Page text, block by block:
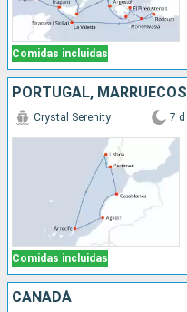
Comidas incluidas
PORTUGAL, MARRUECOS
Comidas incluidas
Crystal Serenity 7 d
CANADÁ